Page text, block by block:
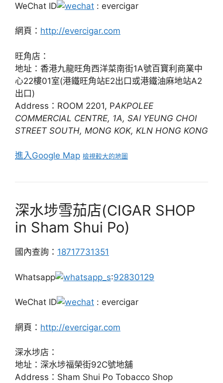
WeChat ID : evercigar
網頁： http://evercigar.com
旺角店：
地址：香港九龍旺角西洋菜南街1A號百寶利商業中
心22樓01室(港鐵旺角站E2出口或港鐵油麻地站A2
出口)
Address：ROOM 2201, PAKPOLEE
COMMERCIAL CENTRE, 1A, SAI YEUNG CHOI
STREET SOUTH, MONG KOK, KLN HONG KONG
進入Google Map 檢視較大的地圖
深水埗雪茄店(CIGAR SHOP
in Sham Shui Po)
國內查詢： 18717731351
Whatsapp :92830129
WeChat ID : evercigar
網頁： http://evercigar.com
深水埗店：
地址：深水埗福榮街92C號地舖
Address：Sham Shui Po Tobacco Shop